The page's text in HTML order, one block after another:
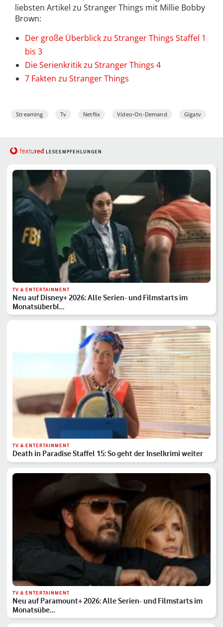
liebsten Artikel zu Stranger Things mit Millie Bobby
Brown:
Der große Überblick zu Stranger Things Staffel 1
bis 3
Die Serienkritik zu Stranger Things 4
7 Fakten zu Stranger Things
Streaming Tv Netflix Video-On-Demand Gigatv
featured LESEEMPFEHLUNGEN
TV & ENTERTAINMENT
Neu auf Disney+ 2026: Alle Serien- und Filmstarts im
Monatsüberbl…
TV & ENTERTAINMENT
Death in Paradise Staffel 15: So geht der Inselkrimi weiter
TV & ENTERTAINMENT
Neu auf Paramount+ 2026: Alle Serien- und Filmstarts im
Monatsübe…